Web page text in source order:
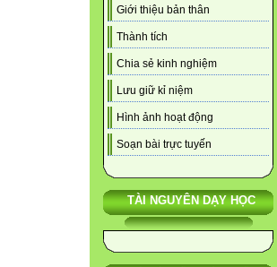
Giới thiệu bản thân
Thành tích
Chia sẻ kinh nghiệm
Lưu giữ kỉ niệm
Hình ảnh hoạt động
Soạn bài trực tuyến
TÀI NGUYÊN DẠY HỌC